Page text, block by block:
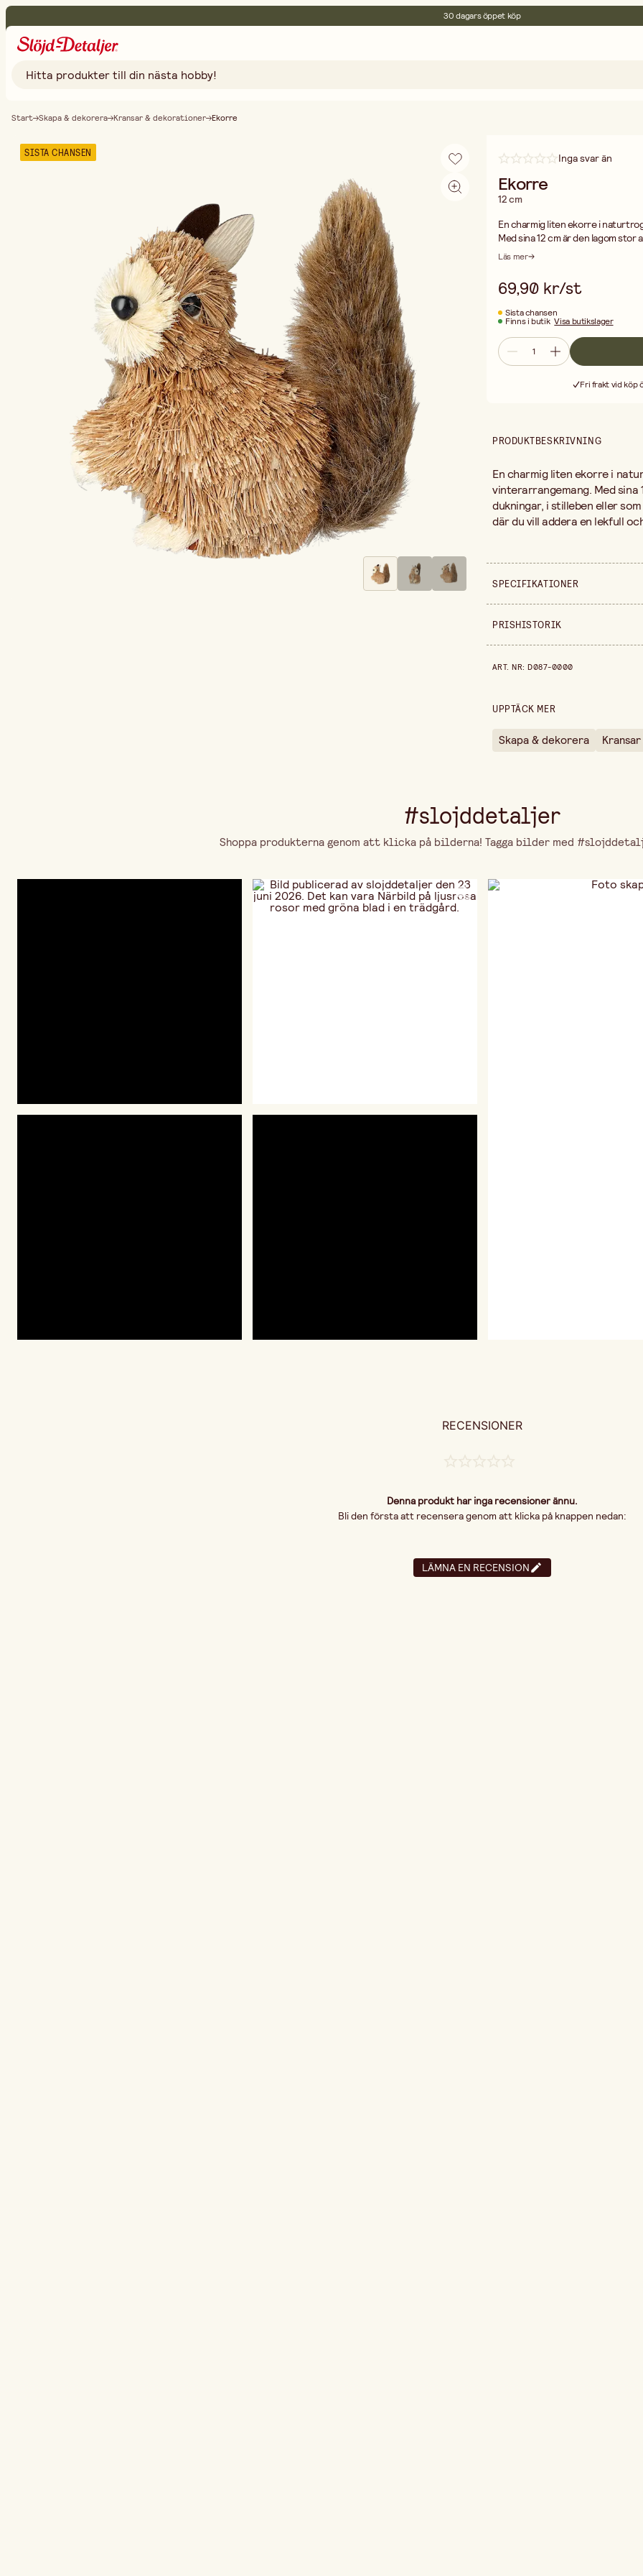
30 dagars öppet köp
Start Skapa & dekorera Kransar & dekorationer Ekorre
SISTA CHANSEN Inga svar än
Ekorre
12 cm
En charmig liten ekorre i
Med sina 12 cm är den lagom
detalj i en dörrkrans. Passar även
Läs mer
69,90 kr/st
Sista chansen
Finns i butik Visa butikslager
Fri frakt vid köp
PRODUKTBESKRIVNING
En charmig liten ekorre i
vinterarrangemang. Med
dukningar, i stilleben eller
där du vill addera en lekfull
SPECIFIKATIONER
Säljs i
PRISHISTORIK
ART. NR:D087-0000
UPPTÄCK MER
Skapa & dekorera
#slojddetaljer
Shoppa produkterna genom att klicka på bilderna! Tagga bilder med
RECENSIONER
Denna produkt har inga recensioner ännu.
Bli den första att recensera genom att klicka på knappen nedan:
LÄMNA EN RECENSION